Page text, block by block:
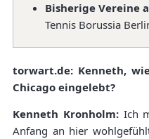
Bisherige Vereine
Tennis Borussia
torwart.de: Kenneth,
Chicago eingelebt?
Kenneth Kronholm: Ich
Anfang an hier